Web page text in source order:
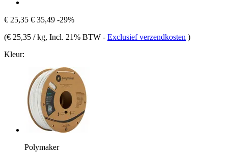
€ 25,35 € 35,49 -29%
(€ 25,35 / kg, Incl. 21% BTW - Exclusief verzendkosten )
Kleur:
Polymaker